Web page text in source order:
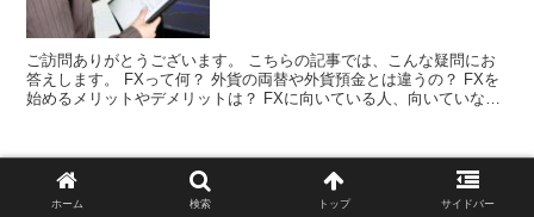
ご訪問ありがとうございます。 こちらの記事では、こんな疑問にお
答えします。 FXって何？ 外貨の両替や外貨預金とは違うの？ FXを
始めるメリットやデメリットは？ FXに向いている人、向いていない
FXのやり方
TitanFX（タイタンFX）口座開設
方法について解説！
ホーム 検索 トップ サイドバー